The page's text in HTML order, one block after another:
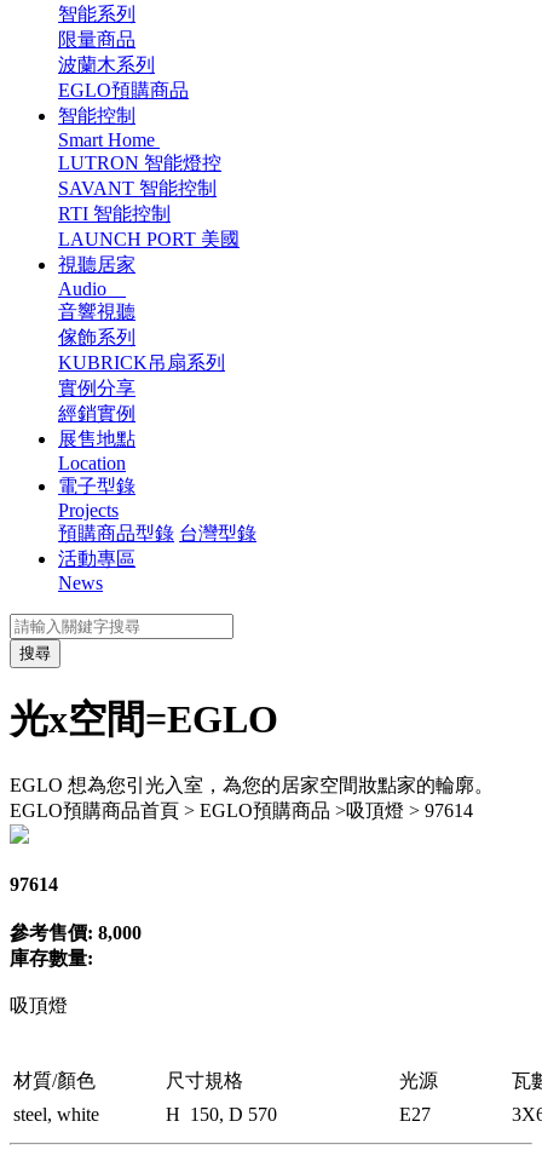
智能系列
限量商品
波蘭木系列
EGLO預購商品
智能控制
Smart Home
LUTRON 智能燈控
SAVANT 智能控制
RTI 智能控制
LAUNCH PORT 美國
視聽居家
Audio
音響視聽
傢飾系列
KUBRICK吊扇系列
實例分享
經銷實例
展售地點
Location
電子型錄
Projects
預購商品型錄 台灣型錄
活動專區
News
搜尋
光x空間=EGLO
EGLO 想為您引光入室，為您的居家空間妝點家的輪廓。
EGLO預購商品首頁 > EGLO預購商品 >吸頂燈 > 97614
97614
參考售價: 8,000
庫存數量:
吸頂燈
材質/顏色 尺寸規格 光源
瓦
steel, white
H 150, D 570 E27